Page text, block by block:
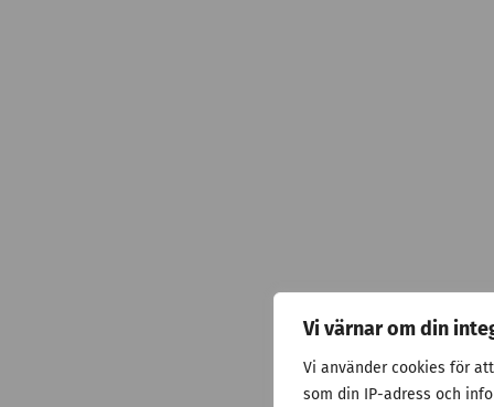
Vi värnar om din
Vi använder cookies för
som din IP-adress och